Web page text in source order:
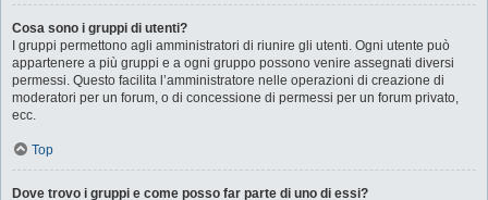
Cosa sono i gruppi di utenti?
I gruppi permettono agli amministratori di riunire gli utenti. Ogni utente può
appartenere a più gruppi e a ogni gruppo possono venire assegnati diversi
permessi. Questo facilita l’amministratore nelle operazioni di creazione di
moderatori per un forum, o di concessione di permessi per un forum privato,
ecc.
Top
Dove trovo i gruppi e come posso far parte di uno di essi?